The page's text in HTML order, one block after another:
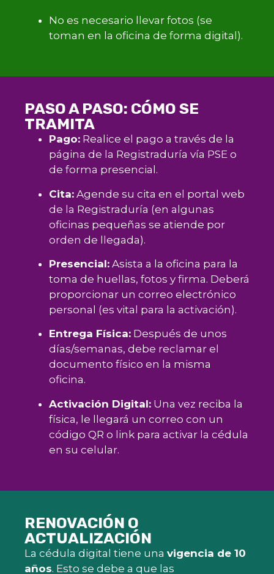
No es necesario llevar fotos (se
toman en la oficina de forma digital).
PASO A PASO: CÓMO SE
TRAMITA
Pago: Realice el pago a través de la
página de la Registraduría vía PSE o
de forma presencial.
Cita: Agende su cita en el portal web
de la Registraduría (en algunas
oficinas pequeñas se atiende por
orden de llegada).
Presencial: Asista a la oficina para la
toma de huellas, fotos y firma. Deberá
proporcionar un correo electrónico
personal (es vital para la activación).
Entrega Física: Después de unos
días/semanas, debe reclamar el
documento físico en la misma
oficina.
Activación Digital: Una vez reciba la
física, le llegará un correo con un
código QR o link para activar la cédula
en su celular.
RENOVACIÓN O
ACTUALIZACIÓN
La cédula digital tiene una vigencia de 10
años. Esto se debe a que las